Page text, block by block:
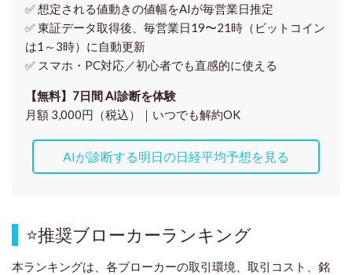
✅ 想定される値動きの値幅をAIが毎営業日推定
✅ 東証データ取得後、 毎営業日19〜21時（ビットコイン
は1～3時）に自動更新
✅ スマホ・PC対応／初心者でも直感的に使える
【無料】7日間 AI診断を体験
月額 3,000円（税込）｜いつでも解約OK
AIが診断する明日の日経平均予想を見る
⭐推奨ブローカーランキング
本ランキングは、各ブローカーの取引環境、取引コスト、銘